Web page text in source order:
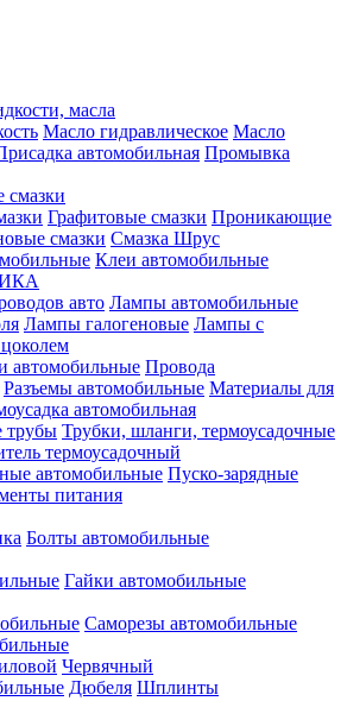
масла
Масло гидравлическое Масло
автомобильная Промывка
смазки
Графитовые смазки Проникающие
смазки Смазка Шрус
Клеи автомобильные
авто Лампы автомобильные
Лампы галогеновые Лампы с
автомобильные Провода
Разъемы автомобильные Материалы для
автомобильная
трубы Трубки, шланги, термоусадочные
термоусадочный
автомобильные Пуско-зарядные
питания
Болты автомобильные
Гайки автомобильные
Саморезы автомобильные
Червячный
Дюбеля Шплинты